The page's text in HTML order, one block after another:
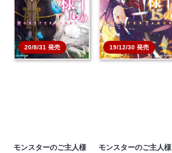
20/8/31 発売
モンスターのご主人様
19/12/30 発売
モンスターのご主人様